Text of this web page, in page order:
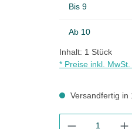
Bis9
Ab 10
Inhalt: 1 Stück
* Preise inkl.
Versandfertig in